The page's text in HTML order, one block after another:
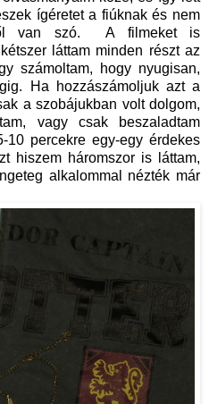
ígéretet a fiúknak és nem
van szó. A filmeket is
láttam minden részt az
számoltam, hogy nyugisan,
Ha hozzászámoljuk azt a
a szobájukban volt dolgom,
vagy csak beszaladtam
10 percekre egy-egy érdekes
hiszem háromszor is láttam,
alkalommal nézték már